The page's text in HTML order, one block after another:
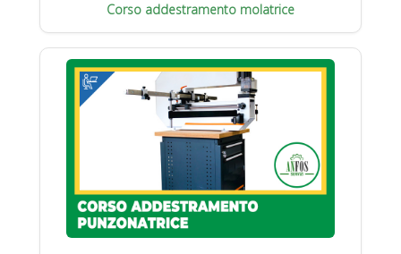
Corso addestramento molatrice